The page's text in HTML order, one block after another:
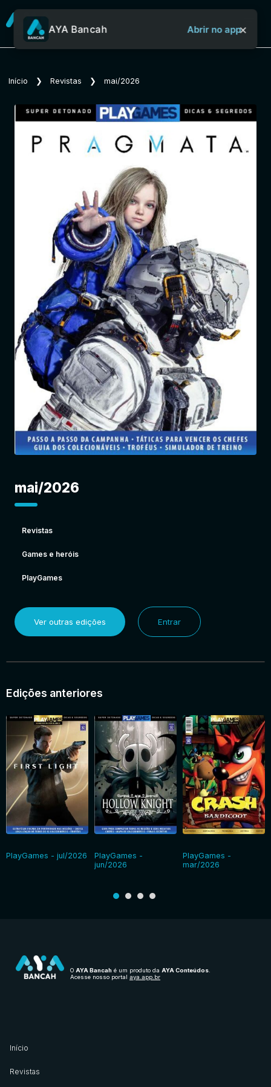
Sobre o Aya Bancah
Início
Jornais
Notícias
Entrar
AYA Bancah Abrir no app×
Início ❯ Revistas ❯ mai/2026
mai/2026
Revistas
Games e heróis
PlayGames
Ver outras edições Entrar
Edições anteriores
PlayGames - jul/2026
PlayGames -
jun/2026
PlayGames -
mar/2026
O AYA Bancah é um produto da AYA Conteúdos.
Acesse nosso portal aya.app.br
Início
Revistas